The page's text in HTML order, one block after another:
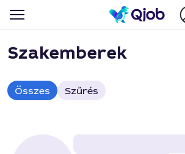
Szakemberek
Összes Szűrés